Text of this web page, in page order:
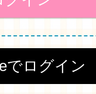
でログイン